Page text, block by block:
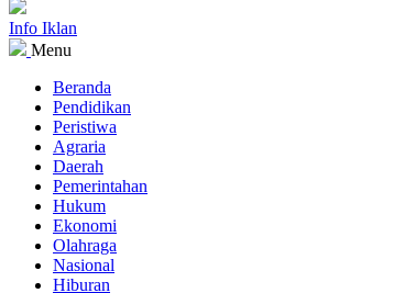
Info Iklan
Menu
Beranda
Pendidikan
Peristiwa
Agraria
Daerah
Pemerintahan
Hukum
Ekonomi
Olahraga
Nasional
Hiburan